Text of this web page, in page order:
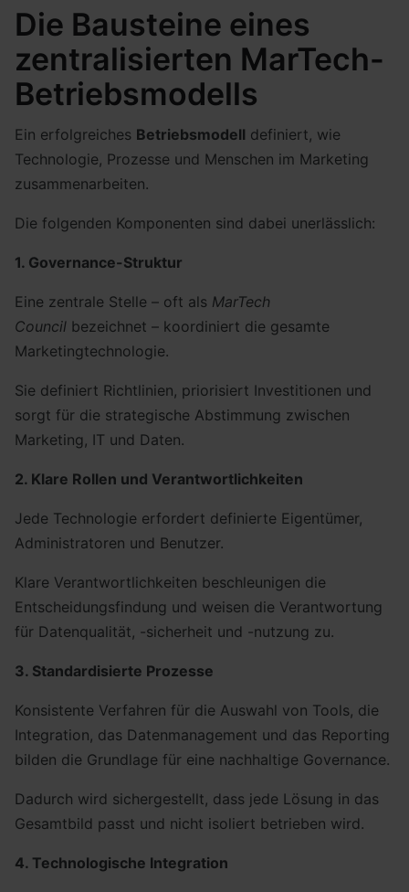
Die Bausteine eines
zentralisierten MarTech-
Betriebsmodells
Ein erfolgreiches Betriebsmodell definiert, wie
Technologie, Prozesse und Menschen im Marketing
zusammenarbeiten.
Die folgenden Komponenten sind dabei unerlässlich:
1. Governance-Struktur
Eine zentrale Stelle – oft als MarTech
Council bezeichnet – koordiniert die gesamte
Marketingtechnologie.
Sie definiert Richtlinien, priorisiert Investitionen und
sorgt für die strategische Abstimmung zwischen
Marketing, IT und Daten.
2. Klare Rollen und Verantwortlichkeiten
Jede Technologie erfordert definierte Eigentümer,
Administratoren und Benutzer.
Klare Verantwortlichkeiten beschleunigen die
Entscheidungsfindung und weisen die Verantwortung
für Datenqualität, -sicherheit und -nutzung zu.
3. Standardisierte Prozesse
Konsistente Verfahren für die Auswahl von Tools, die
Integration, das Datenmanagement und das Reporting
bilden die Grundlage für eine nachhaltige Governance.
Dadurch wird sichergestellt, dass jede Lösung in das
Gesamtbild passt und nicht isoliert betrieben wird.
4. Technologische Integration